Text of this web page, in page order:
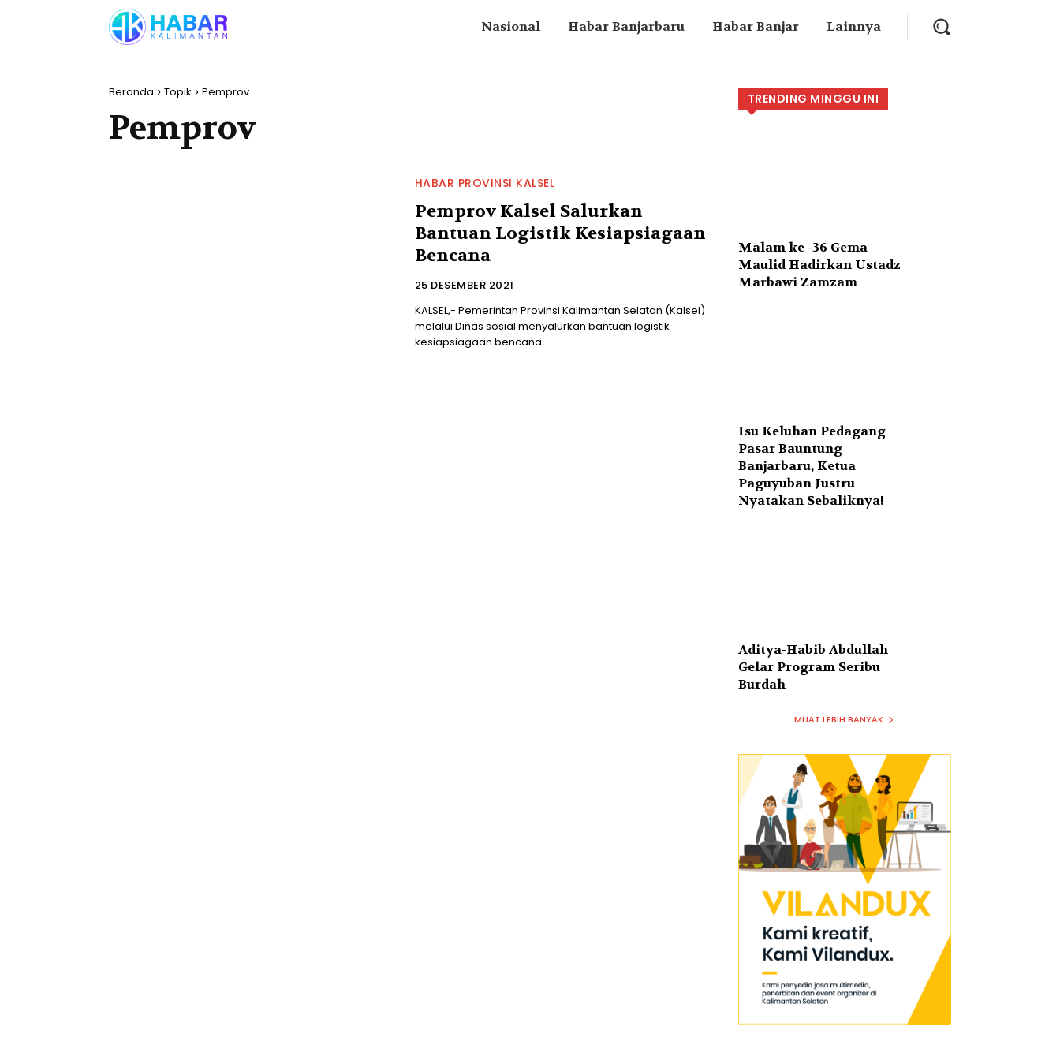
Nasional Habar Banjarbaru Habar Banjar Lainnya
Beranda Topik Pemprov
Pemprov
HABAR PROVINSI KALSEL
Pemprov Kalsel Salurkan
Bantuan Logistik Kesiapsiagaan
Bencana
25 DESEMBER 2021
KALSEL,- Pemerintah Provinsi Kalimantan Selatan (Kalsel)
melalui Dinas sosial menyalurkan bantuan logistik
kesiapsiagaan bencana...
TRENDING MINGGU INI
Malam ke -36 Gema
Maulid Hadirkan Ustadz
Marbawi Zamzam
Isu Keluhan Pedagang
Pasar Bauntung
Banjarbaru, Ketua
Paguyuban Justru
Nyatakan Sebaliknya!
Aditya-Habib Abdullah
Gelar Program Seribu
Burdah
MUAT LEBIH BANYAK